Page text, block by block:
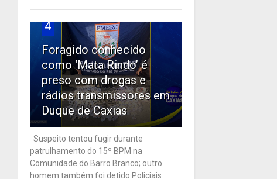
4
Foragido conhecido
como ‘Mata Rindo’ é
preso com drogas e
rádios transmissores em
Duque de Caxias
Suspeito tentou fugir durante
patrulhamento do 15º BPM na
Comunidade do Barro Branco; outro
homem também foi detido Policiais